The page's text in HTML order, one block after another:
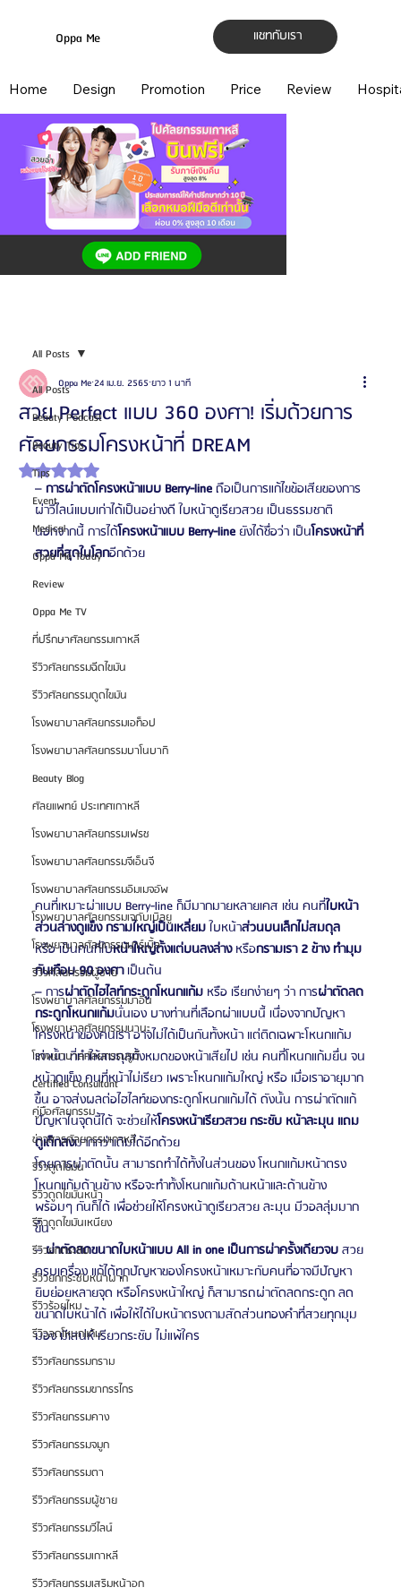
แชทกับเรา
Oppa Me
Home Design Promotion Price Review
All Posts
Beauty Podcast
Beauty Tips
Tips
Event
Medical
Oppa Me Today
Review
Oppa Me TV
ที่ปรึกษาศัลยกรรมเกาหลี
รีวิวศัลยกรรมฉีดไขมัน
รีวิวศัลยกรรมดูดไขมัน
โรงพยาบาลศัลยกรรมเอท็อป
โรงพยาบาลศัลยกรรมบาโนบากิ
Beauty Blog
ศัลยแพทย์ ประเทศเกาหลี
โรงพยาบาลศัลยกรรมเฟรช
โรงพยาบาลศัลยกรรมจีเอ็นจี
โรงพยาบาลศัลยกรรมอิมเมจอัพ
โรงพยาบาลศัลยกรรมเจดับเบิลยู
โรงพยาบาลศัลยกรรมมาร์เบิ้ล
รีวิวศัลยกรรมผู้ชาย
โรงพยาบาลศัลยกรรมมาอิน
โรงพยาบาลศัลยกรรมนานะ
โรงพยาบาลศัลยกรรมรูบี
Certified Consultant
คู่มือศัลยกรรม
ข่าวสารศัลยกรรมเกาหลี
รีวิวดูดไขมัน
รีวิวดูดไขมันหน้า
รีวิวดูดไขมันเหนียง
รีวิวยกกระชับ
รีวิวยกกระชับหน้าผาก
รีวิวร้อยไหม
รีวิวลดโหนกแก้ม
รีวิวศัลยกรรมกราม
รีวิวศัลยกรรมขากรรไกร
รีวิวศัลยกรรมคาง
รีวิวศัลยกรรมจมูก
รีวิวศัลยกรรมตา
รีวิวศัลยกรรมผู้ชาย
รีวิวศัลยกรรมวีไลน์
รีวิวศัลยกรรมเกาหลี
รีวิวศัลยกรรมเสริมหน้าอก
All Posts
สวย Perfect แบบ 360 องศา! เริ่มด้วยการ
ศัลยกรรมโครงหน้าที่ DREAM
Oppa Me24 เม.ย. 2565 ยาว 1 นาที
ได้รับ NaN เต็ม 5 ดาว
– การผ่าตัดโครงหน้าแบบ Berry-line ถือเป็นการแก้ไขข้อเสียของการ
ผ่าวีไลน์แบบเก่าได้เป็นอย่างดี ใบหน้าดูเรียวสวย เป็นธรรมชาติ
นอกจากนี้ การได้โครงหน้าแบบ Berry-line ยังได้ชื่อว่า เป็นโครงหน้าที่
สวยที่สุดในโลกอีกด้วย
คนที่เหมาะผ่าแบบ Berry-line ก็มีมากมายหลายเคส เช่น คนที่ใบหน้า
ส่วนล่างดูแข็ง กรามใหญ่เป็นเหลี่ยม ใบหน้าส่วนบนเล็กไม่สมดุล
หรือ เป็นคนที่ใบหน้าใหญ่ตั้งแต่บนลงล่าง หรือกรามเรา 2 ข้าง ทำมุม
กันเกือบ 90 องศา เป็นต้น
– การผ่าตัดไฮไลท์กระดูกโหนกแก้ม หรือ เรียกง่ายๆ ว่า การผ่าตัดลด
กระดูกโหนกแก้มนั่นเอง บางท่านที่เลือกผ่าแบบนี้ เนื่องจากปัญหา
โครงหน้าของคนเรา อาจไม่ได้เป็นกันทั้งหน้า แต่ติดเฉพาะโหนกแก้ม
เท่านั้น ที่ทำให้สมดุลทั้งหมดของหน้าเสียไป เช่น คนที่โหนกแก้มยื่น จน
หน้าดูแข็ง คนที่หน้าไม่เรียว เพราะโหนกแก้มใหญ่ หรือ เมื่อเราอายุมาก
ขึ้น อาจส่งผลต่อไฮไลท์ของกระดูกโหนกแก้มได้ ดังนั้น การผ่าตัดแก้
ปัญหาในจุดนี้ได้ จะช่วยให้โครงหน้าเรียวสวย กระชับ หน้าละมุน แถม
ดูเด็กลงมากกว่าเดิมได้อีกด้วย
โดยการผ่าตัดนั้น สามารถทำได้ทั้งในส่วนของ โหนกแก้มหน้าตรง
โหนกแก้มด้านข้าง หรือจะทำทั้งโหนกแก้มด้านหน้าและด้านข้าง
พร้อมๆ กันก็ได้ เพื่อช่วยให้โครงหน้าดูเรียวสวย ละมุน มีวอลลุ่มมาก
ขึ้น
– ผ่าตัดลดขนาดใบหน้าแบบ All in one เป็นการผ่าครั้งเดียวจบ สวย
ครบเครื่อง แก้ได้ทุกปัญหาของโครงหน้าเหมาะกับคนที่อาจมีปัญหา
ยิบย่อยหลายจุด หรือโครงหน้าใหญ่ ก็สามารถผ่าตัดลดกระดูก ลด
ขนาดใบหน้าได้ เพื่อให้ได้ใบหน้าตรงตามสัดส่วนทองคำที่สวยทุกมุม
มอง มีเสน่ห์ เรียวกระชับ ไม่แพ้ใคร